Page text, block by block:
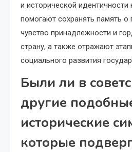
и исторической идентичности
помогают сохранять память
чувство принадлежности и
страну, а также отражают
социального развития
Были ли в
другие
исторические
которые